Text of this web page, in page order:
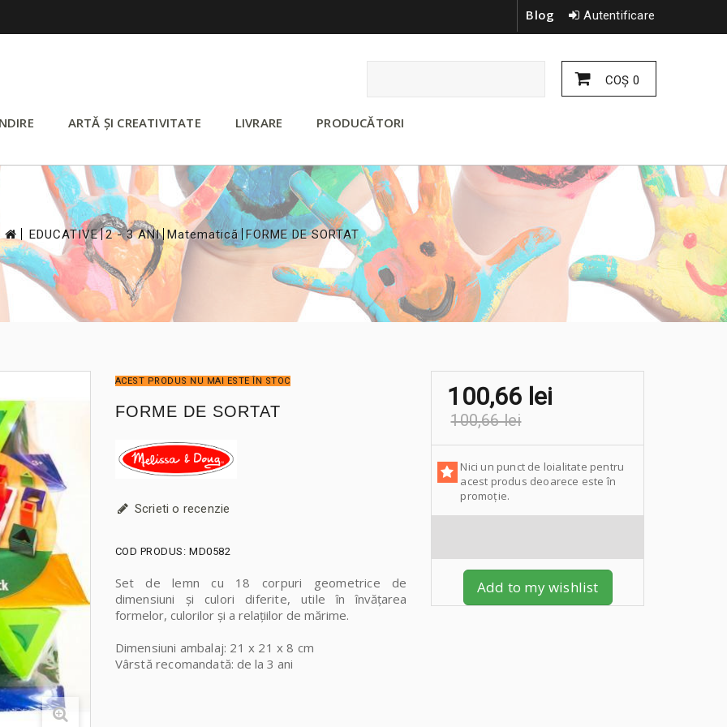
Autentificare
Blog
COŞ 0
ARTĂ ȘI CREATIVITATE LIVRARE PRODUCĂTORI
EDUCATIVE
>
2 - 3 ANI Matematică
>
FORME DE SORTAT
ACEST PRODUS NU MAI ESTE ÎN STOC
FORME DE SORTAT
Scrieti o recenzie
COD PRODUS: MD0582
Set de lemn cu 18 corpuri geometrice de
dimensiuni și culori diferite, utile înînvățarea
formelor, culorilor și a relațiilor de mărime.
Dimensiuni ambalaj: 21 x 21 x 8 cm
Vârstă recomandată: de la 3 ani
100,66 lei
100,66 lei
Nici un punct de loialitate pentru
acest produs deoarece este în
promoție.
Add to my wishlist